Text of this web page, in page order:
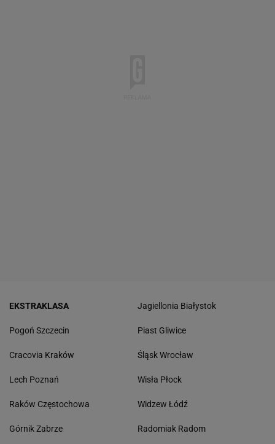
EKSTRAKLASA
Pogoń Szczecin
Cracovia Kraków
Lech Poznań
Raków Częstochowa
Górnik Zabrze
Jagiellonia Białystok
Piast Gliwice
Śląsk Wrocław
Wisła Płock
Widzew Łódź
Radomiak Radom